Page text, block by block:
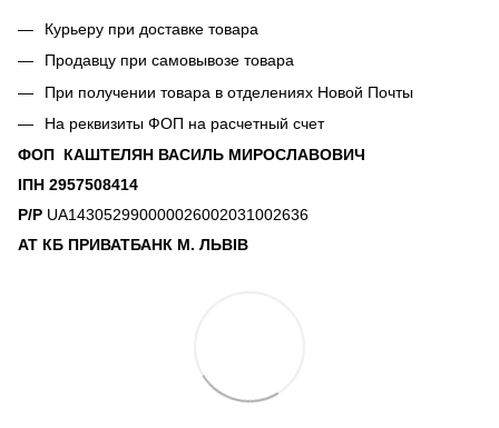
Курьеру при доставке товара
Продавцу при самовывозе товара
При получении товара в отделениях Новой Почты
На реквизиты ФОП на расчетный счет
ФОП КАШТЕЛЯН ВАСИЛЬ МИРОСЛАВОВИЧ
ІПН 2957508414
Р/Р UA143052990000026002031002636
АТ КБ ПРИВАТБАНК М. ЛЬВІВ